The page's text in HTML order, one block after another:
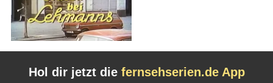
Hol dir jetzt die fernsehserien.de App